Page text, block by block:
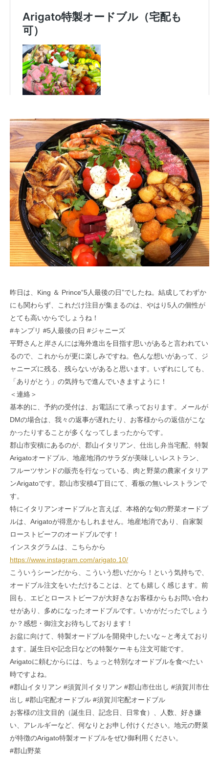
昨日は、King ＆ Prince“5人最後の日”でしたね。結成してわずか
にも関わらず、これだけ注目が集まるのは、やはり5人の個性が
とても高いからでしょうね！
#キンプリ #5人最後の日 #ジャニーズ
平野さんと岸さんには海外進出を目指す思いがあると言われてい
るので、これからが更に楽しみですね。色んな想いがあって、ジ
ャニーズに残る、残らないがあると思います。いずれにしても、
「ありがとう」の気持ちで進んでいきますように！
＜連絡＞
基本的に、予約の受付は、お電話にて承っております。メールが
DMの場合は、我々の返事が遅れたり、お客様からの返信がこな
かったりすることが多くなってしまったからです。
郡山市安積にあるのが、郡山イタリアン、仕出し弁当宅配、特製
Arigatoオードブル、地産地消のサラダが美味しいレストラン、
フルーツサンドの販売を行なっている、肉と野菜の農家イタリア
ンArigatoです。郡山市安積4丁目にて、看板の無いレストランで
す。
特にイタリアンオードブルと言えば、本格的な旬の野菜オードブ
ルは、Arigatoが得意かもしれません。地産地消であり、自家製
ローストビーフのオードブルです！
インスタグラムは、こちらから
https://www.instagram.com/arigato.10/
こういうシーンだから、こういう想いだから！という気持ちで、
オードブル注文をいただけることは、とても嬉しく感じます。前
回も、エビとローストビーフが大好きなお客様からもお問い合わ
せがあり、多めになったオードブルです。いかがだったでしょう
か？感想・御注文お待ちしております！
お盆に向けて、特製オードブルを開発中したいな～と考えており
ます。誕生日や記念日などの特製ケーキも注文可能です。
Arigatoに頼むからには、ちょっと特別なオードブルを食べたい
時ですよね。
#郡山イタリアン #須賀川イタリアン #郡山市仕出し #須賀川市仕
出し #郡山宅配オードブル #須賀川宅配オードブル
お客様の注文目的（誕生日、記念日、日常食）、人数、好き嫌
い、アレルギーなど、何なりとお申し付けください。地元の野菜
が特徴のArigato特製オードブルをぜひ御利用ください。
#郡山野菜